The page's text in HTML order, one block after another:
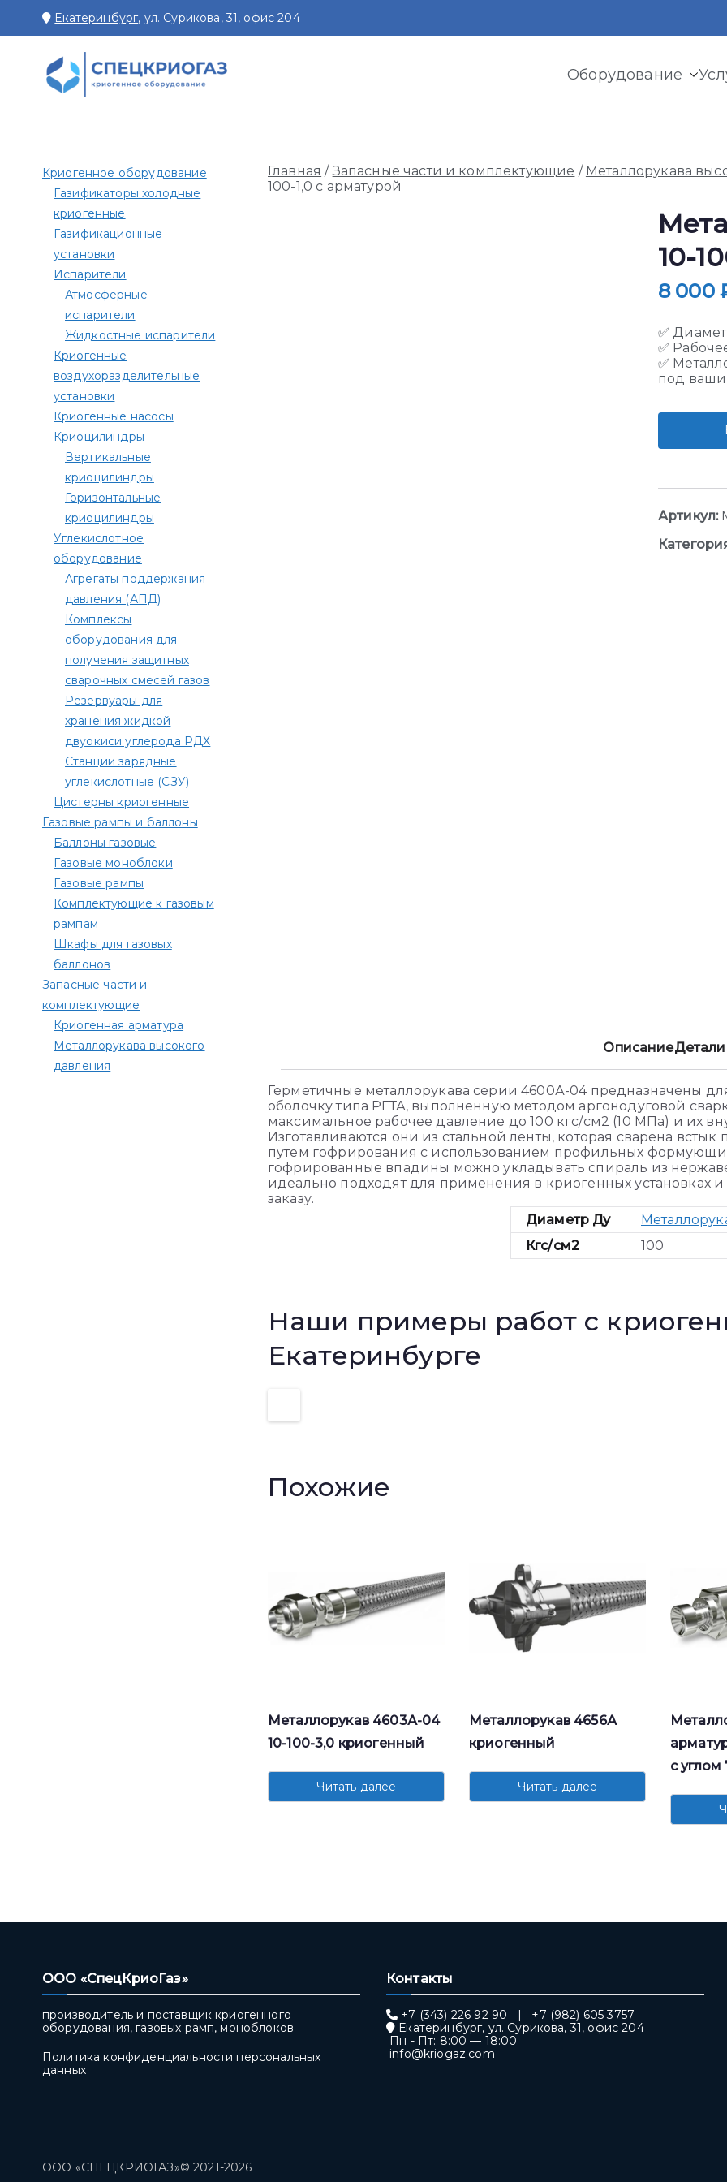
содержимому
Екатеринбург, ул. Сурикова, 31, офис 204
Производство и поставки криогенного оборудования, газовых рамп, моноблоков
Оборудование
Главная /Запасные части и комплектующие / Металлорукава
100-1,0 с арматурой
10-
8 000
✅
✅
✅
под ваши
Артикул:
ОписаниеДетали
Герметичные металлорукава серии 4600А-04 предназначены
оболочку типа РГТА, выполненную методом аргонодуговой
максимальное рабочее давление до 100 кгс/см2 (10 МПа) и их
Изготавливаются они из стальной ленты, которая сварена
путем гофрирования с использованием профильных
гофрированные впадины можно укладывать спираль из
идеально подходят для применения в криогенных установках
заказу.
Диаметр Ду
Кгс/см2
100
Наши примеры работ с
Екатеринбурге
Похожие
Металлорукав 4603А-04
10-100-3,0 криогенный
Читать далее
Металлорукав 4656А
криогенный
Читать далее
с углом
Криогенное оборудование
Газификаторы холодные
криогенные
Газификационные
установки
Испарители
Атмосферные
испарители
Жидкостные испарители
Криогенные
воздухоразделительные
установки
Криогенные насосы
Криоцилиндры
Вертикальные
криоцилиндры
Горизонтальные
криоцилиндры
Углекислотное
оборудование
Агрегаты поддержания
давления (АПД)
Комплексы
оборудования для
получения защитных
сварочных смесей газов
Резервуары для
хранения жидкой
двуокиси углерода РДХ
Станции зарядные
углекислотные (СЗУ)
Цистерны криогенные
Газовые рампы и баллоны
Баллоны газовые
Газовые моноблоки
Газовые рампы
Комплектующие к газовым
рампам​
Шкафы для газовых
баллонов
Запасные части и
комплектующие
Криогенная арматура
Металлорукава высокого
давления
ООО «СпецКриоГаз»
производитель и поставщик криогенного
оборудования, газовых рамп, моноблоков
Политика конфиденциальности персональных
данных
Контакты
+7 (343) 226 92 90
+7 (982) 605 3757
Екатеринбург, ул. Сурикова, 31, офис 204
Пн - Пт: 8:00 — 18:00
info@kriogaz.com
ООО «СПЕЦКРИОГАЗ»© 2021-2026